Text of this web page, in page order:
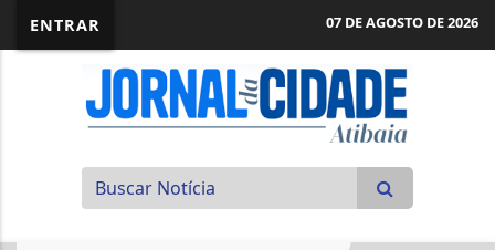
ENTRAR 07 DE AGOSTO DE 2026